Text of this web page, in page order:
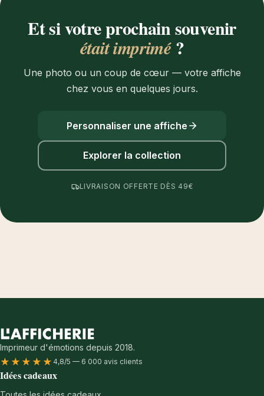
Et si votre prochain souvenir
était imprimé?
Une photo ou un coup de cœur — votre affiche
chez vous en quelques jours.
Personnaliser une affiche
Explorer la collection
LIVRAISON OFFERTE DÈS 49€
Imprimeur d'émotions depuis 2018.
★★★★★ 4,8/5 — 6 000 avis clients
Idées cadeaux